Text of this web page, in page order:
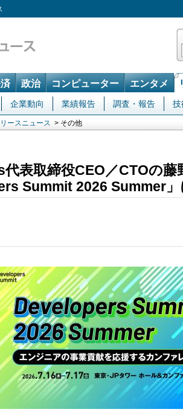
政治 コンピューター エンタメ
企業動向 業績報告 調査・報告 技
ースニュース > その他
表取締役CEO／CTOの藤
Summit 2026 Summer」